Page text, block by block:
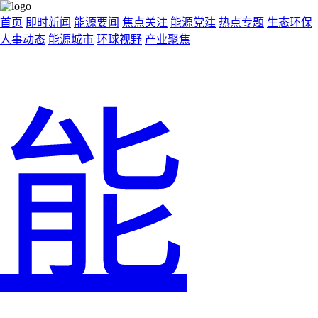
首页 即时新闻 能源要闻 焦点关注 能源党建 热点专题 生态环保
人事动态 能源城市 环球视野 产业聚焦
能